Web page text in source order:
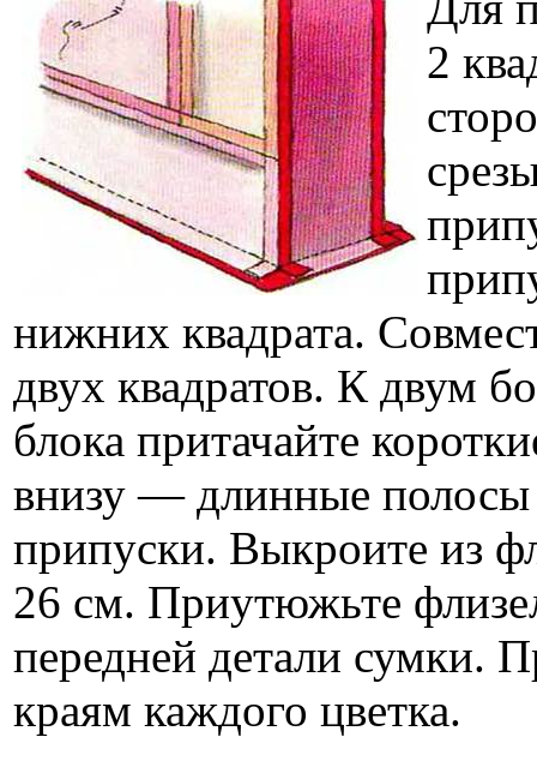
2
нижних квадрата.
двух квадратов. К двум
блока притачайте
внизу — длинные полосы
припуски. Выкроите из
26 см. Приутюжьте
передней детали сумки.
краям каждого цветка.